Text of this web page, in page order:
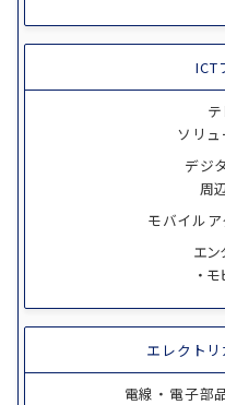
ICT
ソリ
デジ
周
モバイル
エン
・
エレクト
電線・電子部